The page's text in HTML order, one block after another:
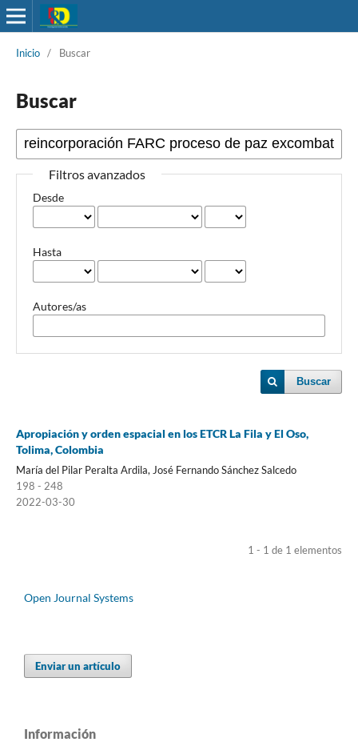
Inicio / Buscar
Buscar
Filtros avanzados
Desde
Hasta
Autores/as
Buscar
Apropiación y orden espacial en los ETCR La Fila y El Oso,
Tolima, Colombia
María del Pilar Peralta Ardila, José Fernando Sánchez Salcedo
198 - 248
2022-03-30
1 - 1 de 1 elementos
Open Journal Systems
Enviar un artículo
Información